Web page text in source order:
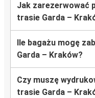
Jak zarezerwować
trasie Garda –
Ile bagażu mogę
Garda – Kraków?
Czy muszę
trasie Garda –